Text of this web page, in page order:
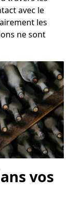
avec le
les
ne sont
vos